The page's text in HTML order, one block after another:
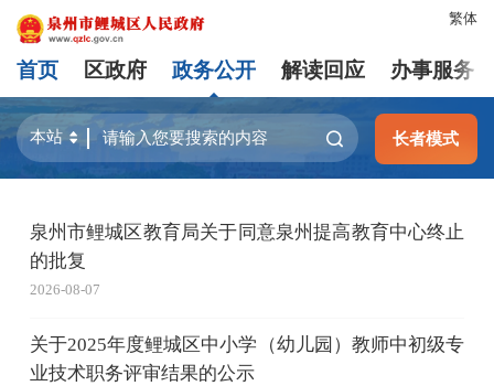
繁体
首页 区政府 政务公开 解读回应 办事服务
长者模式
泉州市鲤城区教育局关于同意泉州提高教育中心终止
的批复
2026-08-07
关于2025年度鲤城区中小学（幼儿园）教师中初级专
业技术职务评审结果的公示